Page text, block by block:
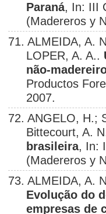
Paraná, In: III
(Madereros y
71. ALMEIDA, A.
LOPER, A. A..
não-
Productos
2007.
72. ANGELO, H.;
Bittecourt, A.
brasileira, In:
(Madereros y
73. ALMEIDA, A.
Evolução do
empresas de